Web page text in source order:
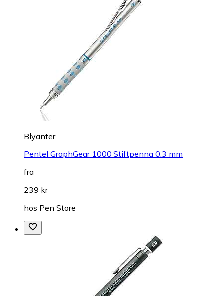
Blyanter
Pentel GraphGear 1000 Stiftpenna 0.3 mm
fra
239 kr
hos Pen Store